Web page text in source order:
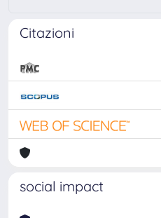
Citazioni
social impact